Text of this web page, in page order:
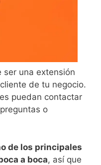
ser una extensión
de tu negocio.
puedan contactar
o
de los principales
a boca, así que